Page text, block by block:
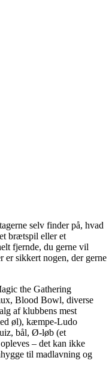
selv finder på, hvad
brætspil eller et
fjernde, du gerne vil
er sikkert nogen, der gerne
the Gathering
Blood Bowl, diverse
af klubbens mest
øl), kæmpe-Ludo
bål, Ø-løb (et
– det kan ikke
til madlavning og